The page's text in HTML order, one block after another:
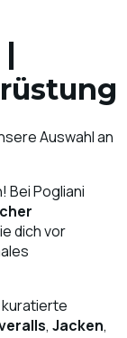
Auswahl an
Bei Pogliani
dich vor
, Jacken,